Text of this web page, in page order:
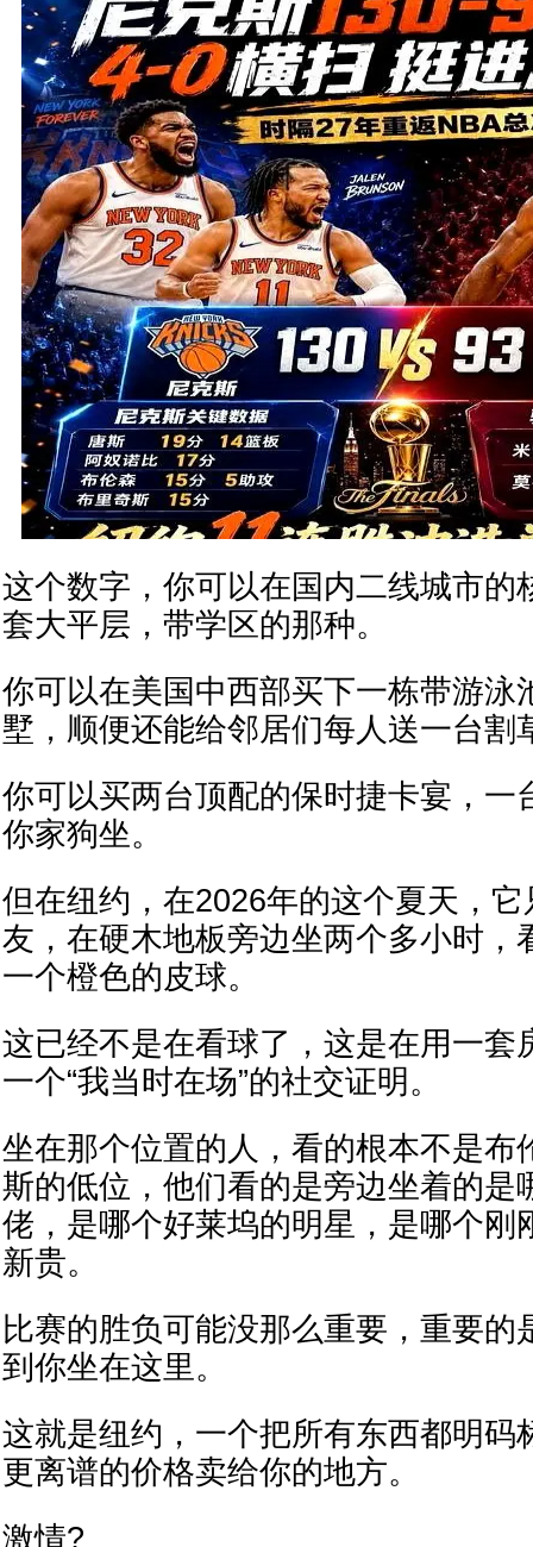
这个数字，你可以在国内二线城市的
套大平层，带学区的那种。
你可以在美国中西部买下一栋带游泳
墅，顺便还能给邻居们每人送一台割
你可以买两台顶配的保时捷卡宴，一
你家狗坐。
但在纽约，在2026年的这个夏天，
友，在硬木地板旁边坐两个多小时，
一个橙色的皮球。
这已经不是在看球了，这是在用一套
一个“我当时在场”的社交证明。
坐在那个位置的人，看的根本不是布
斯的低位，他们看的是旁边坐着的是
佬，是哪个好莱坞的明星，是哪个刚
新贵。
比赛的胜负可能没那么重要，重要的
到你坐在这里。
这就是纽约，一个把所有东西都明码
更离谱的价格卖给你的地方。
激情?